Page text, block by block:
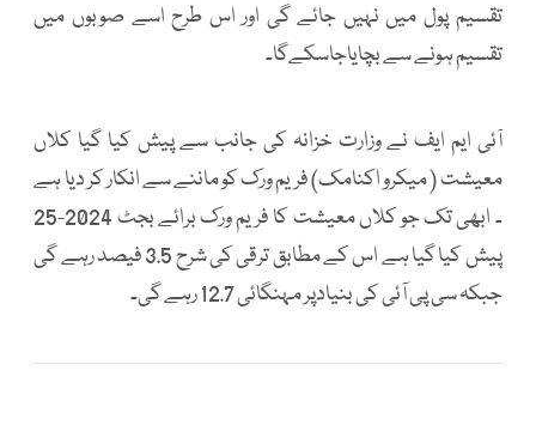
تقسیم پول میں نہیں جائے گی اور اس طرح اسے صوبوں میں
تقسیم ہونے سے بچایاجاسکےگا۔
آئی ایم ایف نے وزارت خزانہ کی جانب سے پیش کیا گیا کلاں
معیشت ( میکرو اکنامک) فریم ورک کو ماننے سے انکار کر دیا ہے
۔ ابھی تک جو کلاں معیشت کا فریم ورک برائے بجٹ 2024-25
پیش کیا گیا ہے اس کے مطابق ترقی کی شرح 3.5 فیصد رہے گی
جبکہ سی پی آئی کی بنیادپر مہنگائی 12.7 رہے گی۔